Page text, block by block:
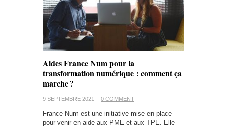
Aides France Num pour la
transformation numérique : comment ça
marche ?
9 SEPTEMBRE 2021 0 COMMENT
France Num est une initiative mise en place
pour venir en aide aux PME et aux TPE. Elle